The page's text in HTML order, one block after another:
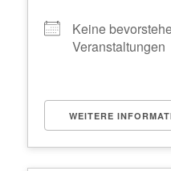
Keine
Veranstaltungen
WEITERE